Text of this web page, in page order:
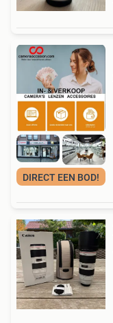
DIRECT EEN BOD!